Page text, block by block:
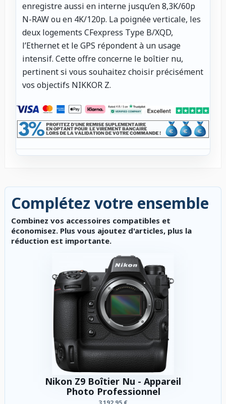
enregistre aussi en interne jusqu’en 8,3K/60p
N-RAW ou en 4K/120p. La poignée verticale, les
deux logements CFexpress Type B/XQD,
l’Ethernet et le GPS répondent à un usage
intensif. Cette offre concerne le boîtier nu,
pertinent si vous souhaitez choisir précisément
vos objectifs NIKKOR Z.
Complétez votre ensemble
Combinez vos accessoires compatibles et
économisez. Plus vous ajoutez d'articles, plus la
réduction est importante.
Nikon Z9 Boîtier Nu - Appareil
Photo Professionnel